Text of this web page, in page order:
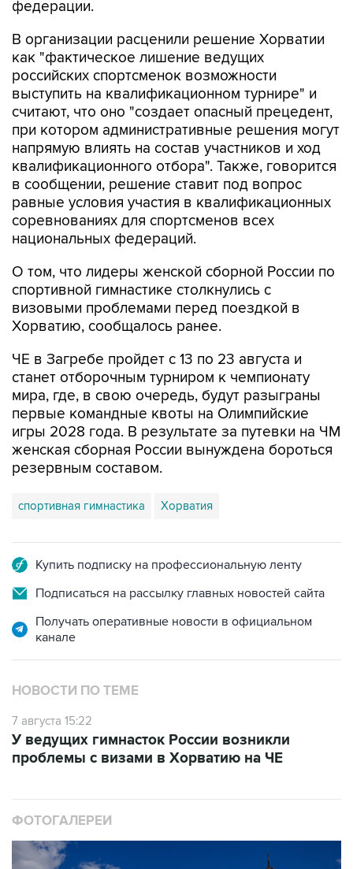
В организации расценили решение Хорватии
российских спортсменок возможности
выступить на квалификационном турнире" и
считают, что оно "создает опасный прецедент,
при котором административные решения могут
напрямую влиять на состав участников и ход
квалификационного отбора". Также, говорится
в сообщении, решение ставит под вопрос
равные условия участия в квалификационных
соревнованиях для спортсменов всех
национальных федераций.
О том, что лидеры женской сборной России по
визовыми проблемами перед поездкой в
Хорватию, сообщалось ранее.
ЧЕ в Загребе пройдет с 13 по 23 августа и
мира, где, в свою очередь, будут разыграны
первые командные квоты на Олимпийские
игры 2028 года. В результате за путевки на ЧМ
женская сборная России вынуждена бороться
резервным составом.
спортивная гимнастика Хорватия
Подписаться на рассылку главных новостей сайта
Получать оперативные новости в официальном
канале
НОВОСТИ ПО ТЕМЕ
7 августа 15:22
проблемы с визами в Хорватию на ЧЕ